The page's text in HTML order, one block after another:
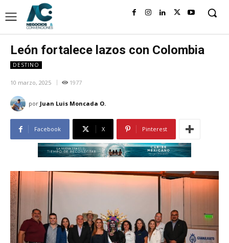
León fortalece lazos con Colombia
DESTINO
10 marzo, 2025 1977
por Juan Luis Moncada O.
Facebook X Pinterest